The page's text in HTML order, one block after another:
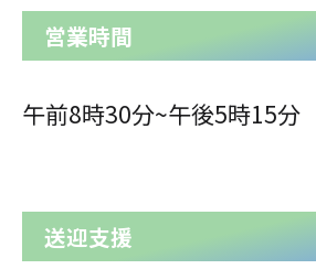
営業時間
午前8時30分~午後5時15分
送迎支援